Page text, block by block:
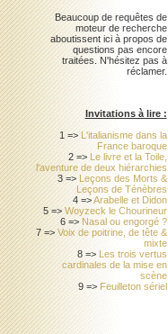
Beaucoup de requêtes de
moteur de recherche
aboutissent ici à propos de
questions pas encore
traitées. N'hésitez pas à
réclamer.
Invitations à lire :
1 => L'italianisme dans la
France baroque
2 => Le livre et la Toile,
l'aventure de deux hiérarchies
3 => Leçons des Morts &
Leçons de Ténèbres
4 =>Arabelle et Didon
5 =>Woyzeck le Chourineur
6 => Nasal ou engorgé ?
7 =>Voix de poitrine, de tête &
mixte
8 => Les trois vertus
cardinales de la mise en
scène
9 => Feuilleton sériel